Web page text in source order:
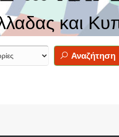
και
Αναζήτηση